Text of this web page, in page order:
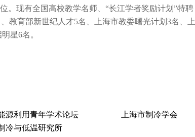
。现有全国高校教学名师、“长江学者奖励计划”特聘
教育部新世纪人才5名、上海市教委曙光计划3名、上
星6名。
源利用青年学术论坛
上海市制冷学会
冷与低温研究所